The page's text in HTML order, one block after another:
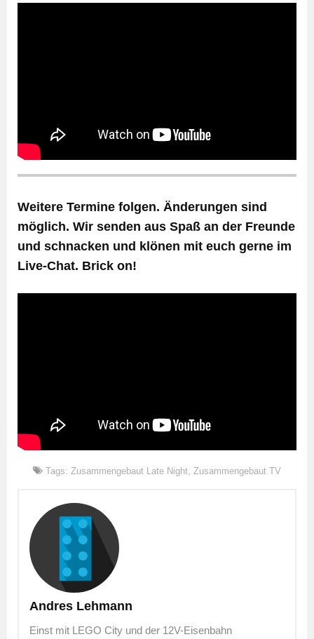
Weitere Termine folgen. Änderungen sind
möglich. Wir senden aus Spaß an der Freunde
und schnacken und klönen mit euch gerne im
Live-Chat. Brick on!
Tags: Zusammengebaut Late Night Zusammengebaut TV
Andres Lehmann
Einst mit LEGO City und der 12V-Eisenbahn